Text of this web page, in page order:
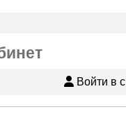
Войти в